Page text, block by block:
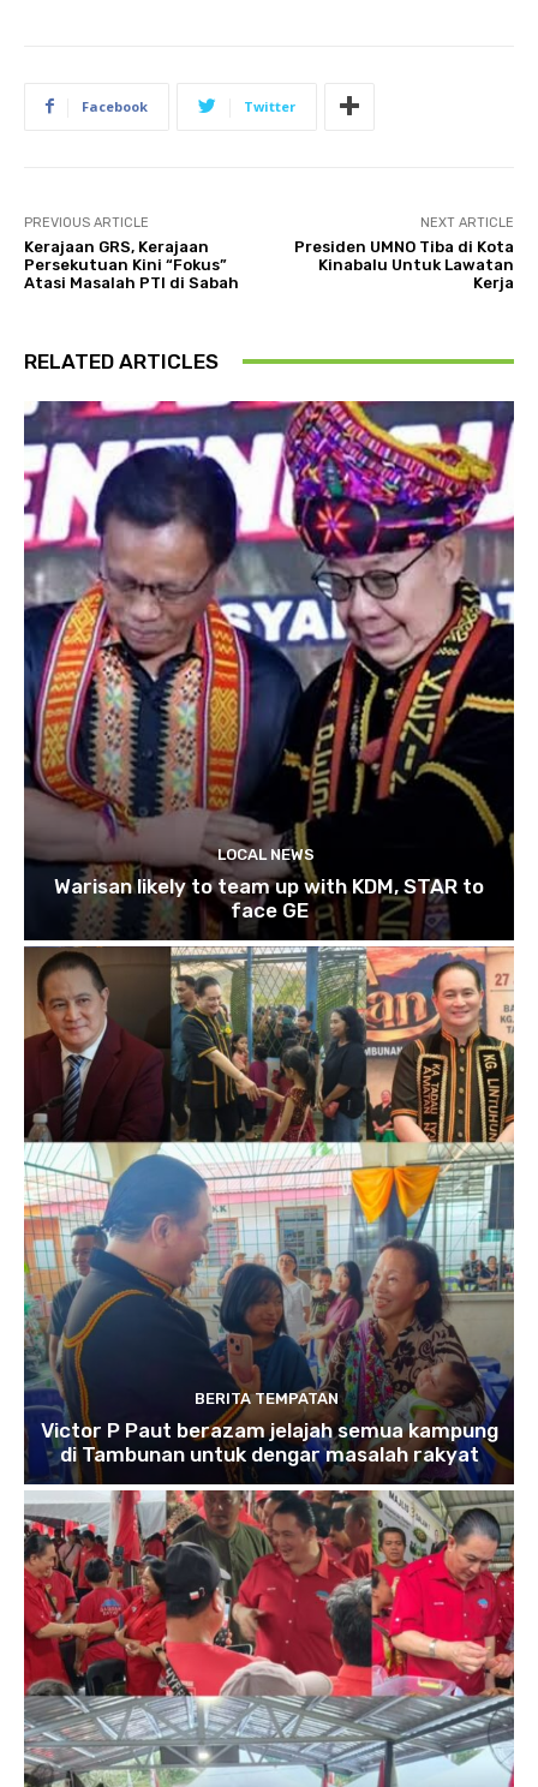
Facebook Twitter
PREVIOUS ARTICLE
Kerajaan GRS, Kerajaan
Persekutuan Kini “Fokus”
Atasi Masalah PTI di Sabah
NEXT ARTICLE
Presiden UMNO Tiba di Kota
Kinabalu Untuk Lawatan
Kerja
RELATED ARTICLES
LOCAL NEWS
Warisan likely to team up with KDM, STAR to
face GE
BERITA TEMPATAN
Victor P Paut berazam jelajah semua kampung
di Tambunan untuk dengar masalah rakyat